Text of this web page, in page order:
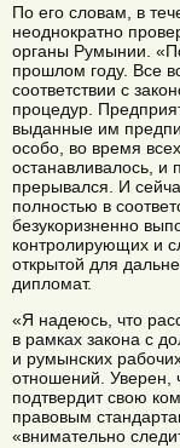
По его словам, в
неоднократно
органы Румынии.
прошлом году. Все
соответствии с
процедур.
выданные им
особо, во время
останавливалось, и
прерывался. И
полностью в
безукоризненно
контролирующих и
открытой для
дипломат.
«Я надеюсь, что
в рамках закона с
и румынских
отношений. Уверен,
подтвердит свою
правовым
«внимательно